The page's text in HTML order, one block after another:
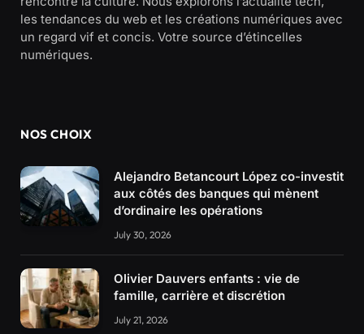
les tendances du web et les créations numériques avec
un regard vif et concis. Votre source d’étincelles
numériques.
NOS CHOIX
Alejandro Betancourt López co-investit
aux côtés des banques qui mènent
d’ordinaire les opérations
July 30, 2026
Olivier Dauvers enfants : vie de
famille, carrière et discrétion
July 21, 2026